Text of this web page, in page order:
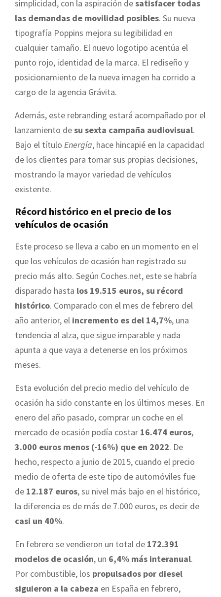
simplicidad, con la aspiración desatisfacer todas
las demandas de movilidad posibles. Su nueva
tipografía Poppins mejora su legibilidad en
cualquier tamaño. El nuevo logotipo acentúa el
punto rojo, identidad de la marca. El rediseño y
posicionamiento de la nueva imagen ha corrido a
cargo de la agencia Grávita.
Además, este rebranding estará acompañado por el
lanzamiento desu sexta campaña audiovisual.
Bajo el título Energía, hace hincapié en la capacidad
de los clientes para tomar sus propias decisiones,
mostrando la mayor variedad de vehículos
existente.
Récord histórico en el precio de los
vehículos de ocasión
Este proceso se lleva a cabo en un momento en el
que los vehículos de ocasión han registrado su
precio más alto. Según Coches.net, este se habría
disparado hasta los 19.515 euros, su récord
histórico. Comparado con el mes de febrero del
año anterior, el incremento es del 14,7%, una
tendencia al alza, que sigue imparable y nada
apunta a que vaya a detenerse en los próximos
meses.
Esta evolución del precio medio del vehículo de
ocasión ha sido constante en los últimos meses. En
enero del año pasado, comprar un coche en el
mercado de ocasión podía costar 16.474 euros,
3.000 euros menos (-16%) que en 2022. De
hecho, respecto a junio de 2015, cuando el precio
medio de oferta de este tipo de automóviles fue
de 12.187 euros, su nivel más bajo en el histórico,
la diferencia es de más de 7.000 euros, es decir de
casi un 40%.
En febrero se vendieron un total de 172.391
modelos de ocasión, un 6,4% más interanual.
Por combustible, los propulsados por diesel
siguieron a la cabeza en España en febrero,